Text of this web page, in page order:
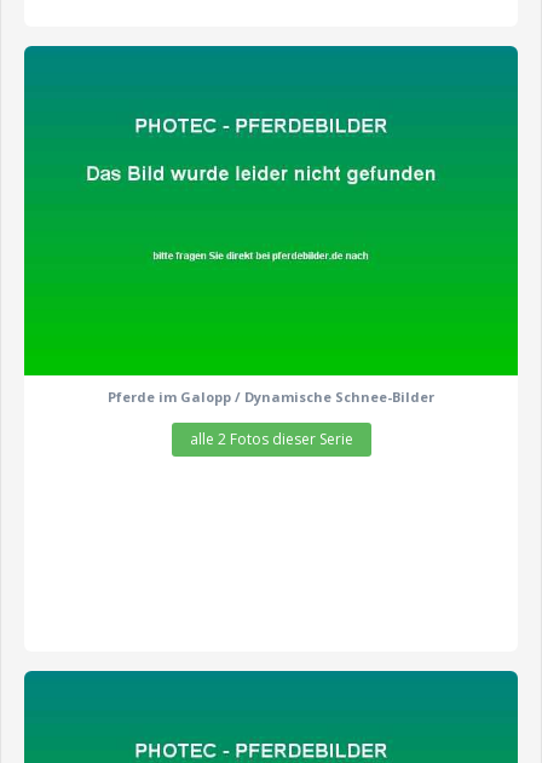
Pferde im Galopp / Dynamische Schnee-Bilder
alle 2 Fotos dieser Serie